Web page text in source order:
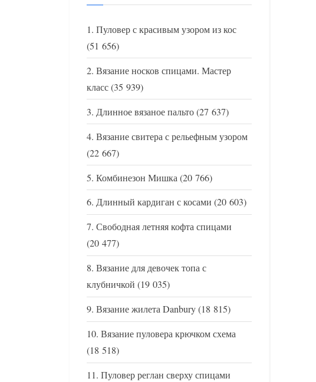
Пуловер с красивым узором из кос
(51 656)
Вязание носков спицами. Мастер
класс(35 939)
Длинное вязаное пальто(27 637)
Вязание свитера с рельефным узором
(22 667)
Комбинезон Мишка(20 766)
Длинный кардиган с косами (20 603)
Свободная летняя кофта спицами
(20 477)
Вязание для девочек топа с
клубничкой (19 035)
Вязание жилета Danbury(18 815)
Вязание пуловера крючком схема
(18 518)
Пуловер реглан сверху спицами